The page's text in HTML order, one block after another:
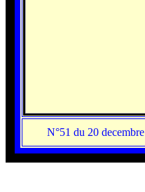
N°51 du 20 decembre